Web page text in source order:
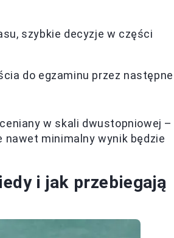
szybkie decyzje w części
do egzaminu przez następne
w skali dwustopniowej –
nawet minimalny wynik będzie
i jak przebiegają